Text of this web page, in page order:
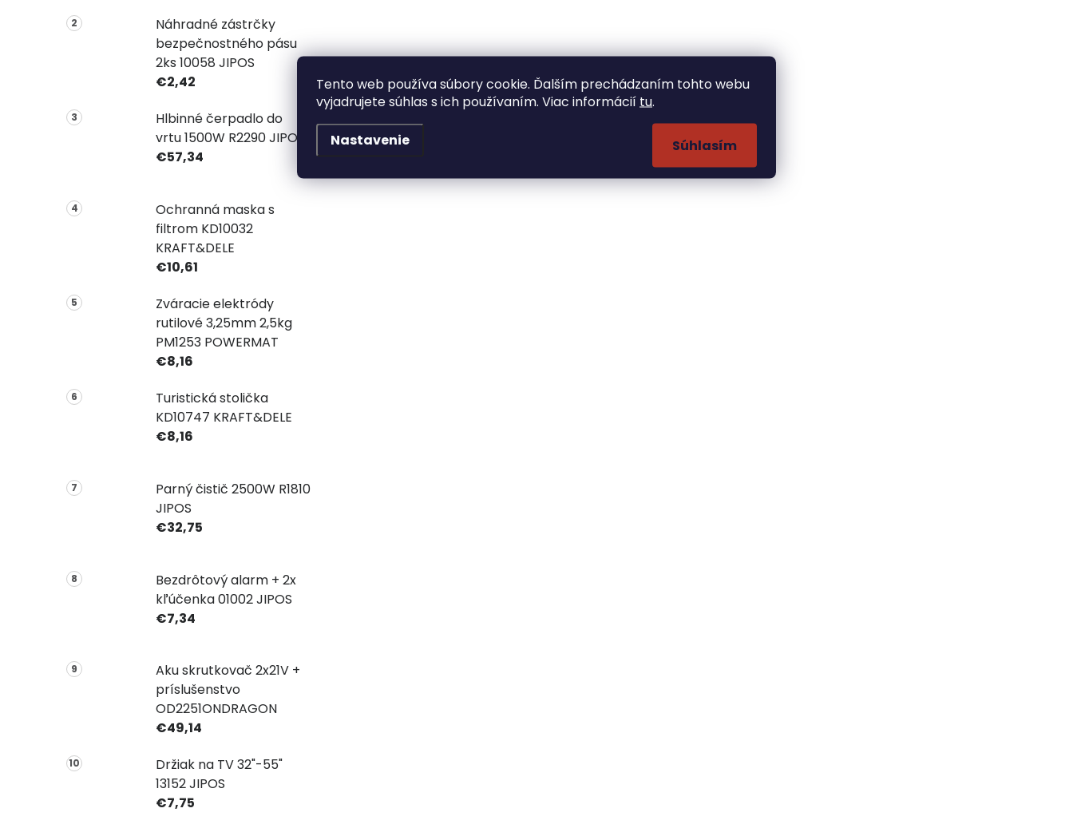
Tento web používa súbory cookie. Ďalším prechádzaním tohto webu
vyjadrujete súhlas s ich používaním. Viac informácií tu.
Nastavenie Súhlasím
Náhradné zástrčky
bezpečnostného pásu
2ks 10058 JIPOS
€2,42
Hlbinné čerpadlo do
vrtu 1500W R2290 JIPOS
€57,34
Ochranná maska s
filtrom KD10032
KRAFT&DELE
€10,61
Zváracie elektródy
rutilové 3,25mm 2,5kg
PM1253 POWERMAT
€8,16
Turistická stolička
KD10747 KRAFT&DELE
€8,16
Parný čistič 2500W R1810
JIPOS
€32,75
Bezdrôtový alarm + 2x
kľúčenka 01002 JIPOS
€7,34
Aku skrutkovač 2x21V +
príslušenstvo
OD2251ONDRAGON
€49,14
Držiak na TV 32"-55"
13152 JIPOS
€7,75